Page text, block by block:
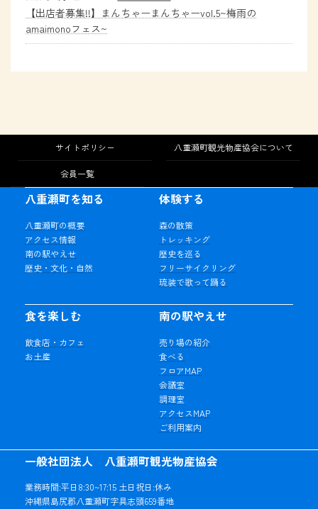
【出店者募集!!】まんちゃーまんちゃーvol.5~梅雨の
amaimonoフェス~
サイトポリシー 八重瀬町観光物産協会について
会員一覧
一般社団法人 八重瀬町観光物産協会
業務時間:平日8:30~17:15 土日祝日:休み
沖縄県島尻郡八重瀬町字具志頭659番地
八重瀬町を知る
八重瀬町の概要
アクセス情報
南の駅やえせ
歴史・文化・自然
体験する
森の散策
トレッキング
歴史を巡る
フリーサイクリング
琉装で歌って踊る
食を楽しむ
飲食店・カフェ
お土産
南の駅やえせ
売り場の紹介
食べる
フロアMAP
会議室
調理室
アクセスMAP
ご利用案内